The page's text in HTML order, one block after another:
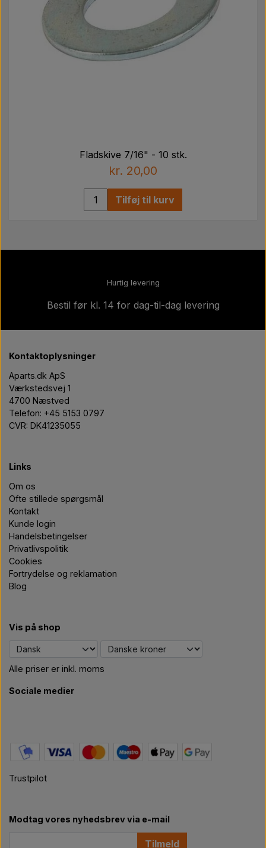
Fladskive 7/16" - 10 stk.
kr. 20,00
Tilføj til kurv
Hurtig levering
Bestil før kl. 14 for dag-til-dag levering
Kontaktoplysninger
Aparts.dk ApS
Værkstedsvej 1
4700 Næstved
Telefon: +45 5153 0797
CVR: DK41235055
Links
Om os
Ofte stillede spørgsmål
Kontakt
Kunde login
Handelsbetingelser
Privatlivspolitik
Cookies
Fortrydelse og reklamation
Blog
Vis på shop
Alle priser er inkl. moms
Sociale medier
Trustpilot
Modtag vores nyhedsbrev via e-mail
Tilmeld